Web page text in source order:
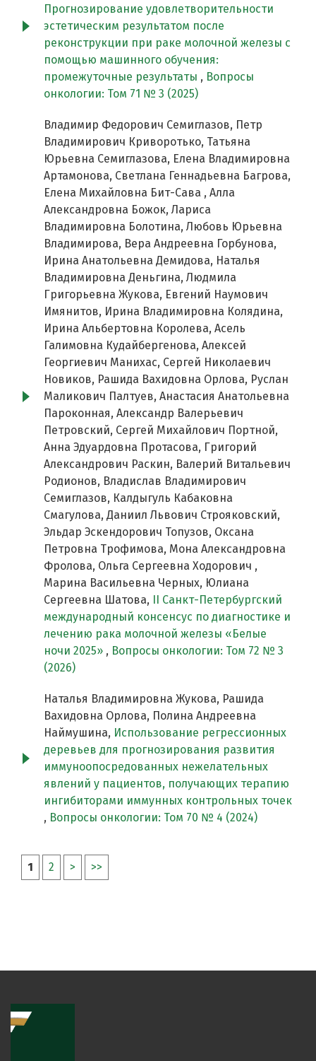
Прогнозирование удовлетворительности
эстетическим результатом после
реконструкции при раке молочной железы с
помощью машинного обучения:
промежуточные результаты , Вопросы
онкологии: Том 71 № 3 (2025)
Владимир Федорович Семиглазов, Петр
Владимирович Криворотько, Татьяна
Юрьевна Семиглазова, Елена Владимировна
Артамонова, Светлана Геннадьевна Багрова,
Елена Михайловна Бит-Сава , Алла
Александровна Божок, Лариса
Владимировна Болотина, Любовь Юрьевна
Владимирова, Вера Андреевна Горбунова,
Ирина Анатольевна Демидова, Наталья
Владимировна Деньгина, Людмила
Григорьевна Жукова, Евгений Наумович
Имянитов, Ирина Владимировна Колядина,
Ирина Альбертовна Королева, Асель
Галимовна Кудайбергенова, Алексей
Георгиевич Манихас, Сергей Николаевич
Новиков, Рашида Вахидовна Орлова, Руслан
Маликович Палтуев, Анастасия Анатольевна
Пароконная, Александр Валерьевич
Петровский, Сергей Михайлович Портной,
Анна Эдуардовна Протасова, Григорий
Александрович Раскин, Валерий Витальевич
Родионов, Владислав Владимирович
Семиглазов, Калдыгуль Кабаковна
Смагулова, Даниил Львович Строяковский,
Эльдар Эскендорович Топузов, Оксана
Петровна Трофимова, Мона Александровна
Фролова, Ольга Сергеевна Ходорович ,
Марина Васильевна Черных, Юлиана
Сергеевна Шатова,
II Cанкт-Петербургский
международный консенсус по диагностике и
лечению рака молочной железы «Белые
ночи 2025» , Вопросы онкологии: Том 72 № 3
(2026)
Наталья Владимировна Жукова, Рашида
Вахидовна Орлова, Полина Андреевна
Наймушина, Использование регрессионных
деревьев для прогнозирования развития
иммуноопосредованных нежелательных
явлений у пациентов, получающих терапию
ингибиторами иммунных контрольных точек
, Вопросы онкологии: Том 70 № 4 (2024)
1 2 > >>